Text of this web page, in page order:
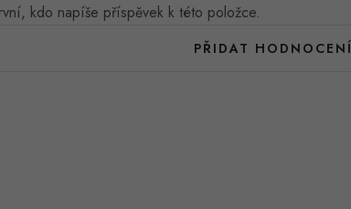
kdo napíše příspěvek k této položce.
PŘIDAT HODNOCENÍ